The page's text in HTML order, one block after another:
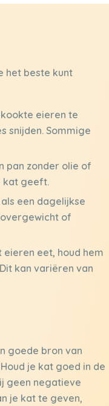
het beste kunt
eieren te
snijden. Sommige
pan zonder olie of
kat geeft.
een dagelijkse
of
eet, houd hem
kan variëren van
goede bron van
je kat goed in de
geen negatieve
je kat te geven,